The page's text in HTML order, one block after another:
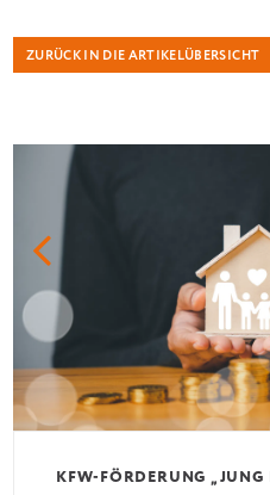
ZURÜCK IN DIE ARTIKELÜBERSICHT